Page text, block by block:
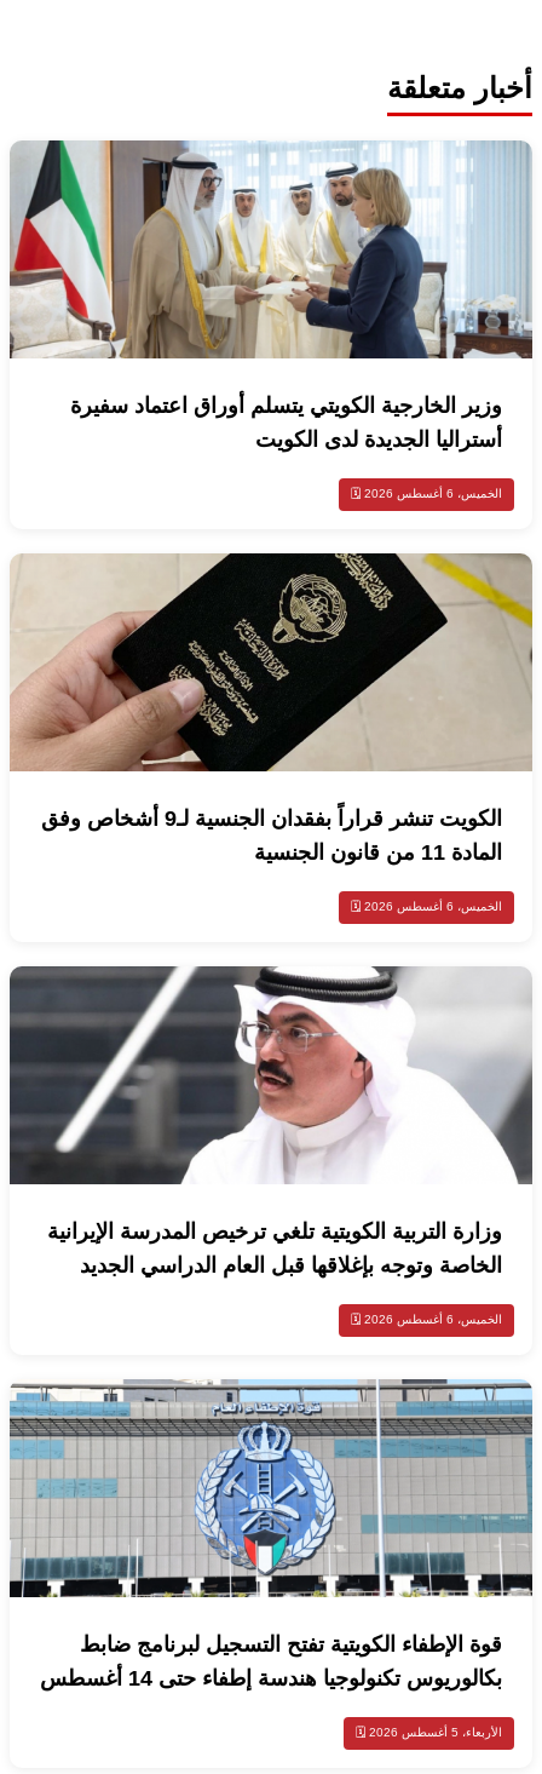
أخبار متعلقة
وزير الخارجية الكويتي يتسلم أوراق اعتماد سفيرة
أستراليا الجديدة لدى الكويت
الخميس، 6 أغسطس 2026 🗓️
الكويت تنشر قراراً بفقدان الجنسية لـ9 أشخاص وفق
المادة 11 من قانون الجنسية
الخميس، 6 أغسطس 2026 🗓️
وزارة التربية الكويتية تلغي ترخيص المدرسة الإيرانية
الخاصة وتوجه بإغلاقها قبل العام الدراسي الجديد
الخميس، 6 أغسطس 2026 🗓️
قوة الإطفاء الكويتية تفتح التسجيل لبرنامج ضابط
بكالوريوس تكنولوجيا هندسة إطفاء حتى 14 أغسطس
الأربعاء، 5 أغسطس 2026 🗓️